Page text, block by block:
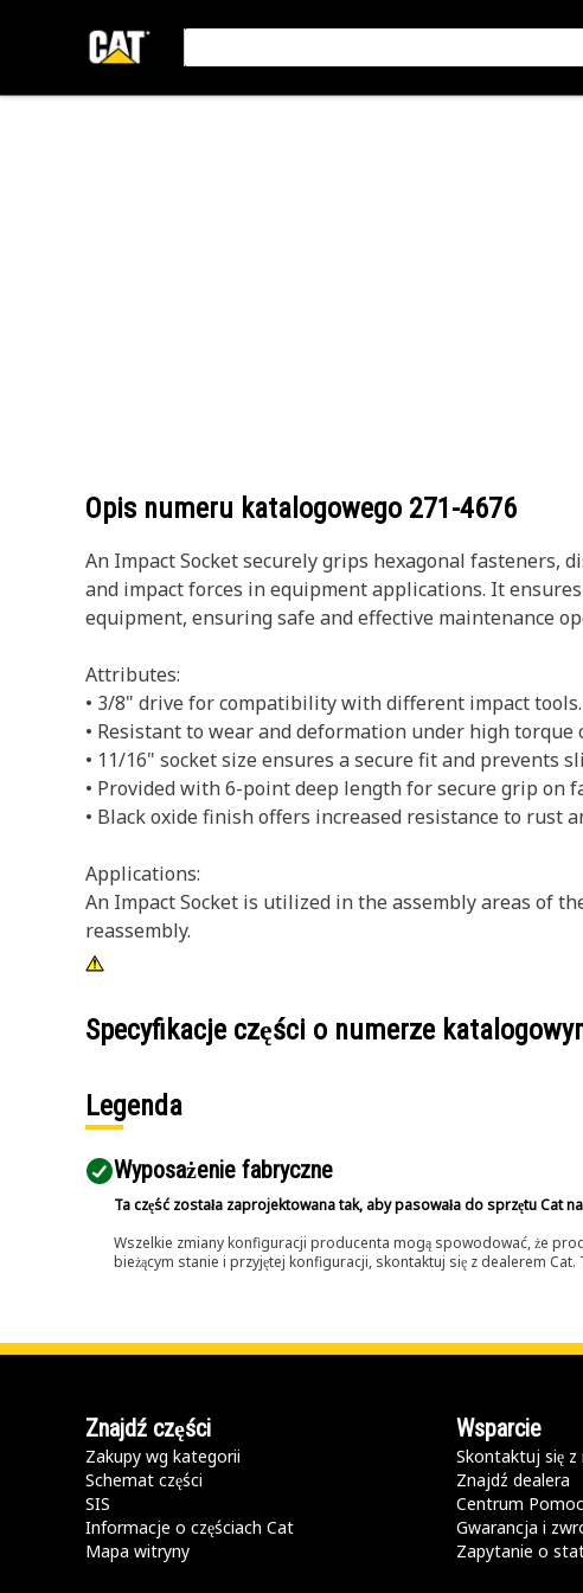
Opis numeru katalogowego 271-4676
An Impact Socket securely grips hexagonal
and impact forces in equipment applications. It
equipment, ensuring safe and effective maintenance
Attributes:
• 3/8" drive for compatibility with different impact tools.
• Resistant to wear and deformation under high torque
• 11/16" socket size ensures a secure fit and prevents
• Provided with 6-point deep length for secure grip on
• Black oxide finish offers increased resistance to rust
Applications:
An Impact Socket is utilized in the assembly areas of
reassembly.
Specyfikacje części o numerze
Legenda
Wyposażenie fabryczne
Ta część została zaprojektowana tak, aby pasowała do sprzętu Cat
Wszelkie zmiany konfiguracji producenta mogą spowodować, że
bieżącym stanie i przyjętej konfiguracji, skontaktuj się z dealerem
Znajdź części
Zakupy wg kategorii
Schemat części
SIS
Informacje o częściach Cat
Mapa witryny
Wsparcie
Skontaktuj się z
Znajdź dealera
Centrum
Gwarancja i
Zapytanie o